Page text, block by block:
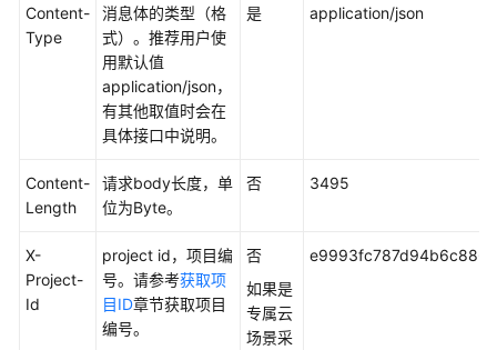
修
考
景
代
Content-
Type
消息体的类型（格
式）。推荐用户使
用默认值
application/json，
有其他取值时会在
具体接口中说明。
是 application/json
Content-
Length
请求body长度，单
位为Byte。
否 3495
X-
Project-
Id
project id，项目编
号。请参考获取项
目ID章节获取项目
编号。
否
如果是
专属云
场景采